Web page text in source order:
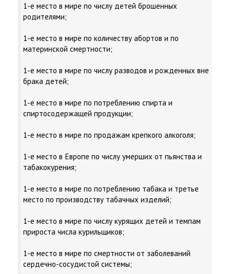
1-е место в мире по числу детей брошенных
родителями;
1-е место в мире по количеству абортов и по
материнской смертности;
1-е место в мире по числу разводов и рожденных вне
брака детей;
1-е место в мире по потреблению спирта и
спиртосодержащей продукции;
1-e место в мире по продажам крепкого алкоголя;
1-е место в Европе по числу умерших от пьянства и
табакокурения;
1-е место в мире по потреблению табака и третье
место по производству табачных изделий;
1-е место в мире по числу курящих детей и темпам
прироста числа курильщиков;
1-е место в мире по смертности от заболеваний
сердечно-сосудистой системы;